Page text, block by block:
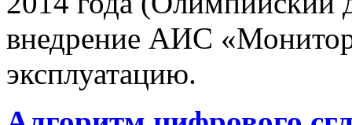
внедрение АИС
эксплуатацию.